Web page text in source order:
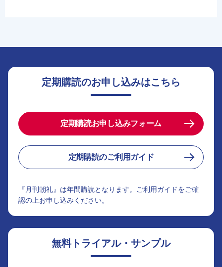
定期購読のお申し込みはこちら
定期購読お申し込みフォーム
定期購読のご利用ガイド
『月刊朝礼』は年間購読となります。ご利用ガイドをご確
認の上お申し込みください。
無料トライアル・サンプル